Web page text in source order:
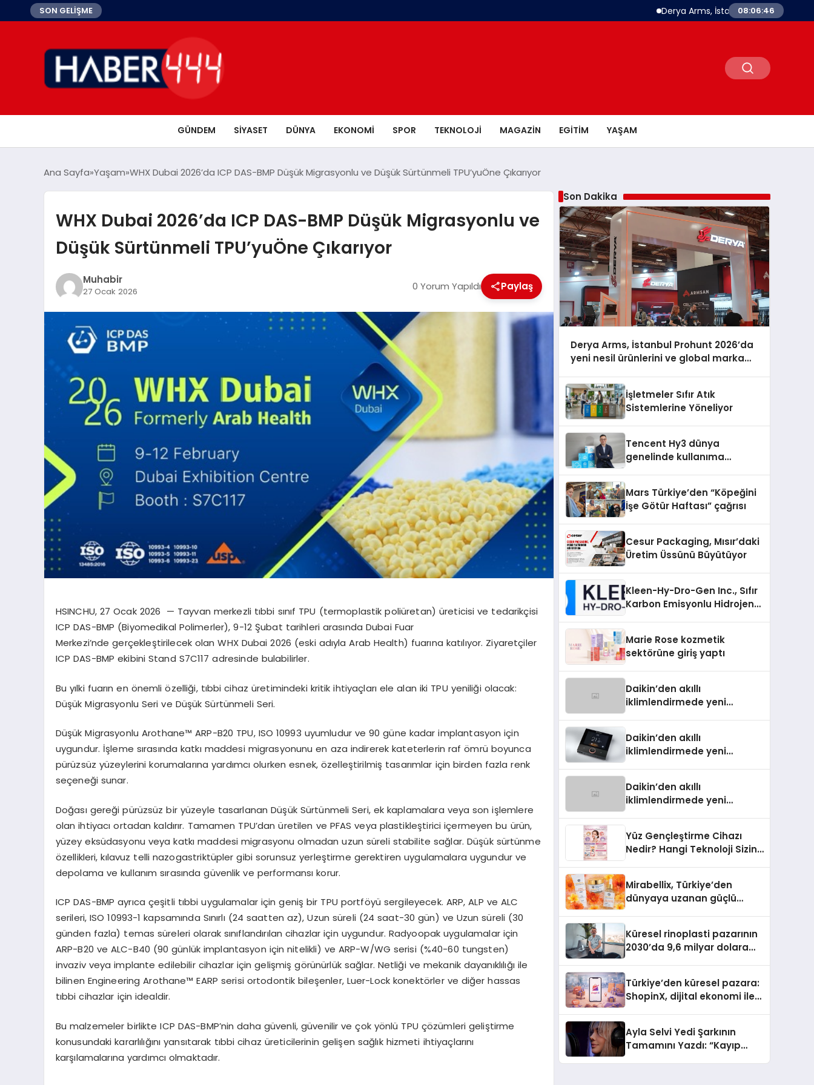
SON GELİŞME Derya Arms, İstanbul Prohunt 2026’da
08:06:47
GÜNDEM SIYASET DÜNYA EKONOMI SPOR TEKNOLOJI MAGAZIN EGITIM YAŞAM
Ana Sayfa Yaşam WHX Dubai 2026’da ICP DAS-BMP Düşük Migrasyonlu ve Düşük Sürtünmeli TPU’yuÖne Çıkarıyor
WHX Dubai 2026’da ICP DAS-BMP Düşük Migrasyonlu ve
Düşük Sürtünmeli TPU’yuÖne Çıkarıyor
Muhabir
27 Ocak 2026 0 Yorum Yapıldı Paylaş
HSINCHU, 27 Ocak 2026 — Tayvan merkezli tıbbi sınıf TPU (termoplastik poliüretan) üreticisi ve tedarikçisi
ICP DAS-BMP (Biyomedikal Polimerler),9-12 Şubat tarihleri arasında Dubai Fuar
Merkezi’nde gerçekleştirilecek olanWHX Dubai 2026 (eski adıylaArab Health) fuarına katılıyor. Ziyaretçiler
ICP DAS-BMP ekibini Stand S7C117 adresinde bulabilirler.
Bu yılki fuarın en önemli özelliği, tıbbi cihaz üretimindeki kritik ihtiyaçları ele alan iki TPU yeniliği olacak:
Düşük Migrasyonlu Seri ve Düşük Sürtünmeli Seri.
Düşük Migrasyonlu Arothane™ ARP-B20 TPU, ISO 10993 uyumludur ve 90 güne kadar implantasyon için
uygundur. İşleme sırasında katkı maddesi migrasyonunu en aza indirerek kateterlerin raf ömrü boyunca
pürüzsüz yüzeylerini korumalarına yardımcı olurken esnek, özelleştirilmiş tasarımlar için birden fazla renk
seçeneği sunar.
Doğası gereği pürüzsüz bir yüzeyle tasarlanan Düşük Sürtünmeli Seri, ek kaplamalara veya son işlemlere
olan ihtiyacı ortadan kaldırır. Tamamen TPU’dan üretilen ve PFAS veya plastikleştirici içermeyen bu ürün,
yüzey eksüdasyonu veya katkı maddesi migrasyonu olmadan uzun süreli stabilite sağlar. Düşük sürtünme
özellikleri, kılavuz telli nazogastriktüpler gibi sorunsuz yerleştirme gerektiren uygulamalara uygundur ve
depolama ve kullanım sırasında güvenlik ve performansı korur.
ICP DAS-BMP ayrıca çeşitli tıbbi uygulamalar için geniş bir TPU portföyü sergileyecek. ARP, ALP ve ALC
serileri, ISO 10993-1 kapsamında Sınırlı (24 saatten az), Uzun süreli (24 saat-30 gün) ve Uzun süreli (30
günden fazla) temas süreleri olarak sınıflandırılan cihazlar için uygundur. Radyoopak uygulamalar için
ARP-B20 ve ALC-B40 (90 günlük implantasyon için nitelikli) ve ARP-W/WG serisi (%40-60 tungsten)
invaziv veya implante edilebilir cihazlar için gelişmiş görünürlük sağlar. Netliği ve mekanik dayanıklılığı ile
bilinen Engineering Arothane™ EARP serisi ortodontik bileşenler, Luer-Lock konektörler ve diğer hassas
tıbbi cihazlar için idealdir.
Bu malzemeler birlikte ICP DAS-BMP’nin daha güvenli, güvenilir ve çok yönlü TPU çözümleri geliştirme
konusundaki kararlılığını yansıtarak tıbbi cihaz üreticilerinin gelişen sağlık hizmeti ihtiyaçlarını
karşılamalarına yardımcı olmaktadır.
Son Dakika
Derya Arms, İstanbul Prohunt 2026’da
yeni nesil ürünlerini ve global marka
İşletmeler Sıfır Atık
Sistemlerine Yöneliyor
Tencent Hy3 dünya
genelinde kullanıma
Mars Türkiye’den “Köpeğini
İşe Götür Haftası” çağrısı
Cesur Packaging, Mısır’daki
Üretim Üssünü Büyütüyor
Kleen-Hy-Dro-Gen Inc., Sıfır
Karbon Emisyonlu Hidrojen
Aldı
Marie Rose kozmetik
sektörüne giriş yaptı
Daikin’den akıllı
iklimlendirmede yeni
Daikin’den akıllı
iklimlendirmede yeni
Daikin’den akıllı
iklimlendirmede yeni
Yüz Gençleştirme Cihazı
Nedir? Hangi Teknoloji Sizin
Mirabellix, Türkiye’den
dünyaya uzanan güçlü
Küresel rinoplasti pazarının
2030’da 9,6 milyar dolara
Türkiye’den küresel pazara:
ShopinX, dijital ekonomi ile
Ayla Selvi Yedi Şarkının
Tamamını Yazdı: “Kayıp